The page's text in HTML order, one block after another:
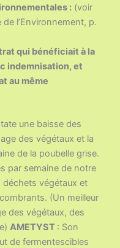
: (voir
l’Environnement, p.
qui bénéficiait à la
indemnisation, et
au même
une baisse des
des végétaux et la
de la poubelle grise.
par semaine de notre
déchets végétaux et
(Un meilleur
des végétaux, des
AMETYST : Son
de fermentescibles